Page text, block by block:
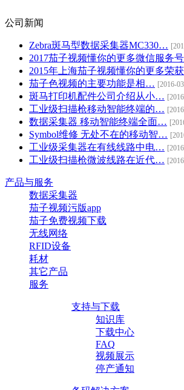
公司新闻
Zebra斑马型数据采集器MC330…
2017茄子视频懂你的更多微信服务号
2015年上海茄子视频懂你的更多荣
茄子色视频的主要功能是相… [2016-
斑马打印机配件公司介绍从小…
工业级扫描枪移动智能终端的…
数据采集器 移动智能终端全面…
Symbol维修 无处不在的移动智…
工业级采集器在有线线路中电…
工业级扫描枪微波线路在近代…
产品与服务
数据采集器
茄子视频污版app
茄子免费视频下载
无线网络
RFID设备
耗材
其它产品
服务
支持与下载
知识库
下载中心
FAQ
视频展示
停产通知